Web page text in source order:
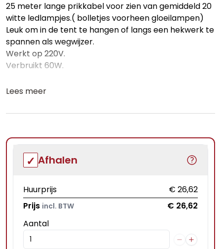
25 meter lange prikkabel voor zien van gemiddeld 20
witte ledlampjes.( bolletjes voorheen gloeilampen)
Leuk om in de tent te hangen of langs een hekwerk te
spannen als wegwijzer.
Werkt op 220V.
Verbruikt 60W.
Lees meer
Afhalen
Huurprijs
€ 26,62
Prijs incl. BTW
€ 26,62
Aantal